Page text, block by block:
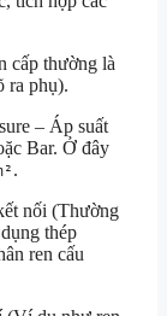
cấp thường là
ra phụ).
– Áp suất
Bar. Ở đây
.
nối (Thường
thép
ren cấu